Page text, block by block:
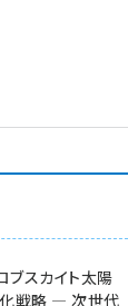
ブスカイト太陽
戦略 ― 次世代